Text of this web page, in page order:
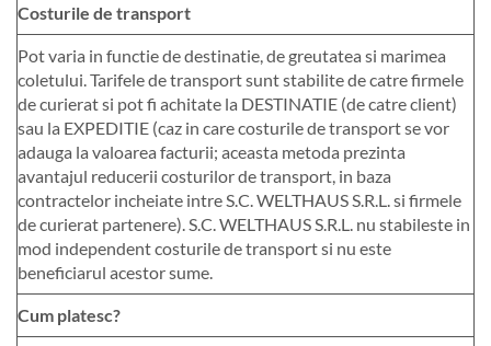
Costurile de transport
Pot varia in functie de destinatie, de greutatea si marimea
coletului. Tarifele de transport sunt stabilite de catre firmele
de curierat si pot fi achitate la DESTINATIE (de catre client)
sau la EXPEDITIE (caz in care costurile de transport se vor
adauga la valoarea facturii; aceasta metoda prezinta
avantajul reducerii costurilor de transport, in baza
contractelor incheiate intre S.C. WELTHAUS S.R.L. si firmele
de curierat partenere). S.C. WELTHAUS S.R.L. nu stabileste in
mod independent costurile de transport si nu este
beneficiarul acestor sume.
Cum platesc?